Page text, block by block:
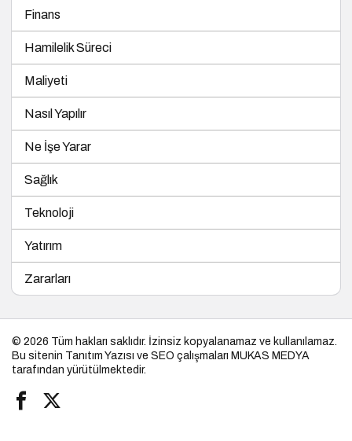
Finans
Hamilelik Süreci
Maliyeti
Nasıl Yapılır
Ne İşe Yarar
Sağlık
Teknoloji
Yatırım
Zararları
© 2026 Tüm hakları saklıdır. İzinsiz kopyalanamaz ve kullanılamaz.
Bu sitenin Tanıtım Yazısı ve SEO çalışmaları MUKAS MEDYA
tarafından yürütülmektedir.